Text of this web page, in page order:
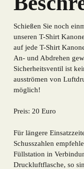
Schießen Sie noch
unseren T-Shirt
auf jede T-Shirt
An- und Abdrehen
Sicherheitsventil ist
ausströmen von
möglich!
Preis: 20 Euro
Für längere
Schusszahlen
Füllstation in
Druckluftflasche, so